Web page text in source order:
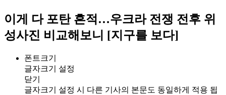
이게 다 포탄 흔적…우크라 전쟁 전후 위
성사진 비교해보니 [지구를 보다]
폰트크기
글자크기 설정
닫기
글자크기 설정 시 다른 기사의 본문도 동일하게 적용 됩